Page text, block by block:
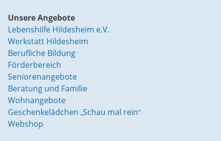
Unsere Angebote
Lebenshilfe Hildesheim e.V.
Werkstatt Hildesheim
Berufliche Bildung
Förderbereich
Seniorenangebote
Beratung und Familie
Wohnangebote
Geschenkelädchen „Schau mal rein“
Webshop